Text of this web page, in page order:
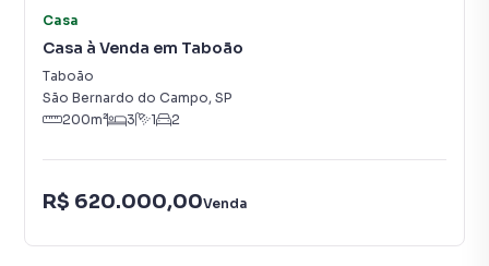
Casa
Casa à Venda em Taboão
Taboão
São Bernardo do Campo, SP
200m² 3 1 2
R$ 620.000,00Venda